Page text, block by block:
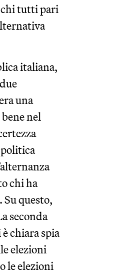
tutti pari
italiana,
una
nel
chi ha
questo,
seconda
chiara spia
elezioni
le elezioni